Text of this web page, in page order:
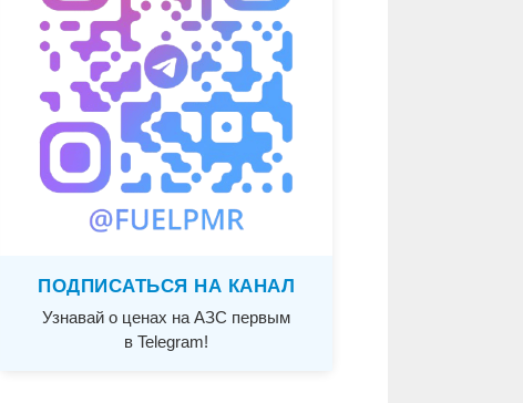
ПОДПИСАТЬСЯ НА КАНАЛ
Узнавай о ценах на АЗС первым
в Telegram!